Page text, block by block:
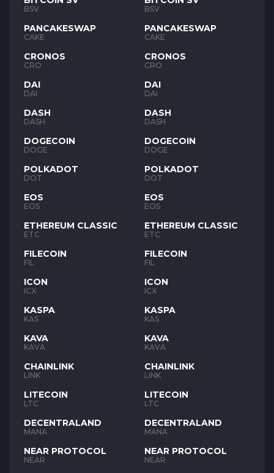
BSV
PANCAKESWAP
CAKE
CRONOS
CRO
DAI
DAI
DASH
DASH
DOGECOIN
DOGE
POLKADOT
DOT
EOS
EOS
ETHEREUM CLASSIC
ETC
FILECOIN
FIL
ICON
ICX
KASPA
KAS
KAVA
KAVA
CHAINLINK
LINK
LITECOIN
LTC
DECENTRALAND
MANA
NEAR PROTOCOL
NEAR
BSV
PANCAKESWAP
CAKE
CRONOS
CRO
DAI
DAI
DASH
DASH
DOGECOIN
DOGE
POLKADOT
DOT
EOS
EOS
ETHEREUM CLASSIC
ETC
FILECOIN
FIL
ICON
ICX
KASPA
KAS
KAVA
KAVA
CHAINLINK
LINK
LITECOIN
LTC
DECENTRALAND
MANA
NEAR PROTOCOL
NEAR